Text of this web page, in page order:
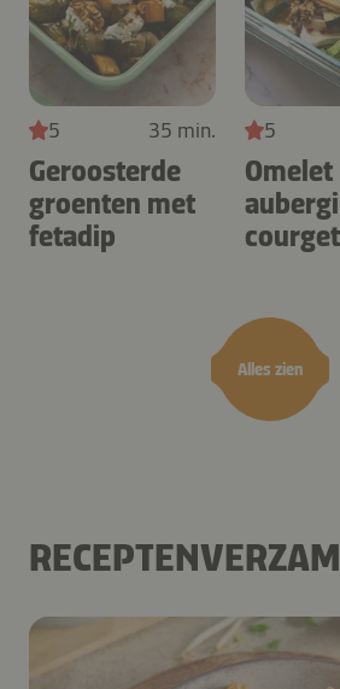
Alles zien
5 35 min.
Geroosterde
groenten met
fetadip
5